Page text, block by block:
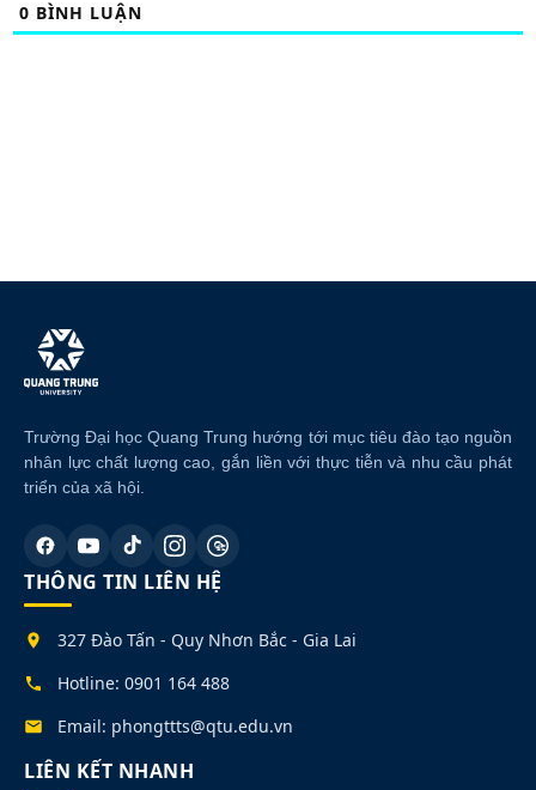
0 BÌNH LUẬN
Trường Đại học Quang Trung hướng tới mục tiêu đào tạo nguồn
nhân lực chất lượng cao, gắn liền với thực tiễn và nhu cầu phát
triển của xã hội.
THÔNG TIN LIÊN HỆ
327 Đào Tấn - Quy Nhơn Bắc - Gia Lai
Hotline: 0901 164 488
Email: phongttts@qtu.edu.vn
LIÊN KẾT NHANH